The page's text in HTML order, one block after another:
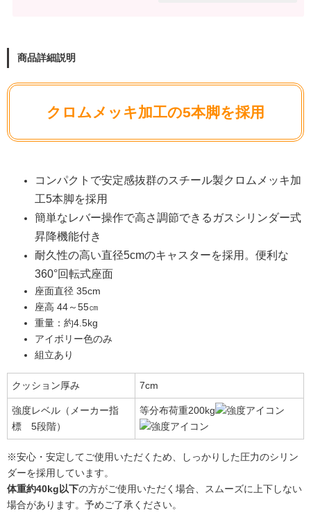
商品詳細説明
クロムメッキ加工の5本脚を採用
コンパクトで安定感抜群のスチール製クロムメッキ加
工5本脚を採用
簡単なレバー操作で高さ調節できるガスシリンダー式
昇降機能付き
耐久性の高い直径5cmのキャスターを採用。便利な
360°回転式座面
座面直径 35cm
座高 44～55㎝
重量：約4.5kg
アイボリー色のみ
組立あり
クッション厚み 7cm
強度レベル（メーカー指
標 5段階）
等分布荷重200kg
※安心・安定してご使用いただくため、しっかりした圧力のシリン
ダーを採用しています。
体重約40kg以下の方がご使用いただく場合、スムーズに上下しない
場合があります。予めご了承ください。